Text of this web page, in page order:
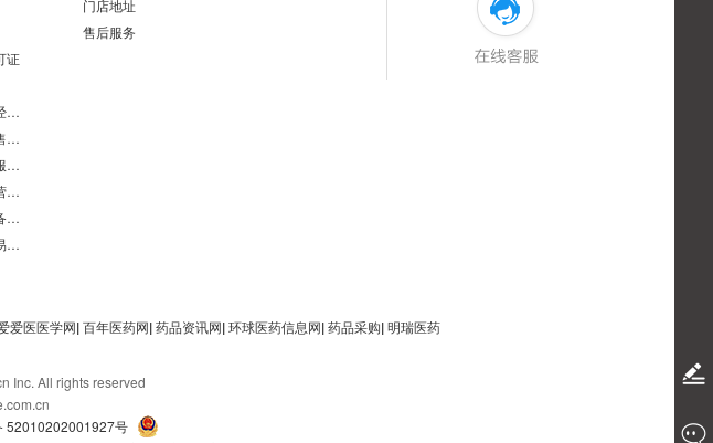
证
第二类医疗器械经营备案凭证
医疗器械网络销售备案
互联网药品信息服务资格证书
增值电商业务经营许可证
对外贸易经营者备案登记表/海关报关单位注册登记证书
医疗器械网络交易服务第三方平台备案凭证
门店地址
售后服务
爱医医学网| 百年医药网| 药品资讯网| 环球医药信息网| 药品采购| 明瑞医药
Inc. All rights reserved
52010202001927号